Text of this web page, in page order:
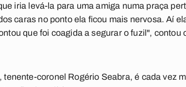
iria levá-la para uma amiga numa praça
caras no ponto ela ficou mais nervosa. Aí
que foi coagida a segurar o fuzil", contou
tenente-coronel Rogério Seabra, é cada vez